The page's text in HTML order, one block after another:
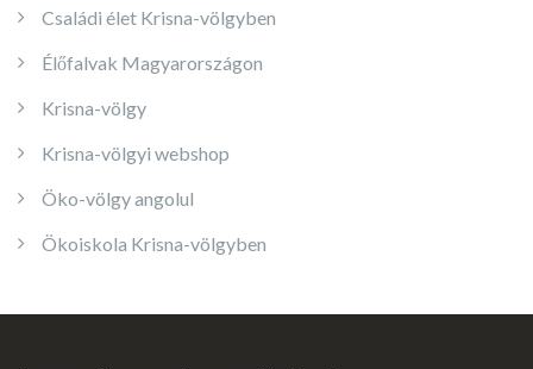
Családi élet Krisna-völgyben
Élőfalvak Magyarországon
Krisna-völgy
Krisna-völgyi webshop
Öko-völgy angolul
Ökoiskola Krisna-völgyben